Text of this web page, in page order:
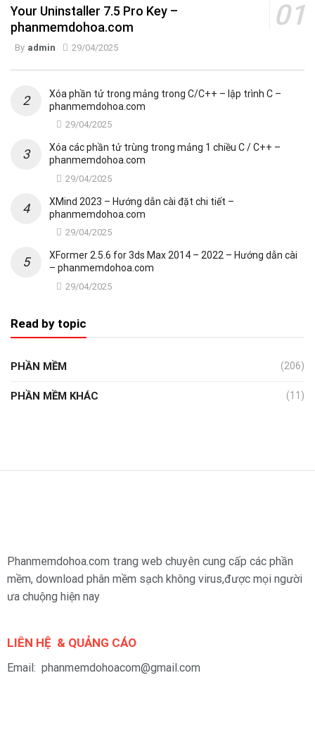
Your Uninstaller 7.5 Pro Key –
phanmemdohoa.com
By admin 29/04/2025
Xóa phần tử trong mảng trong C/C++ – lập trình C –
phanmemdohoa.com
29/04/2025
Xóa các phần tử trùng trong mảng 1 chiều C / C++ –
phanmemdohoa.com
29/04/2025
XMind 2023 – Hướng dẫn cài đặt chi tiết –
phanmemdohoa.com
29/04/2025
XFormer 2.5.6 for 3ds Max 2014 – 2022 – Hướng dẫn cài
– phanmemdohoa.com
29/04/2025
Read by topic
PHẦN MỀM (206)
PHẦN MỀM KHÁC (11)
Phanmemdohoa.com trang web chuyên cung cấp các phần
mềm, download phân mềm sạch không virus,được mọi người
ưa chuộng hiện nay
LIÊN HỆ & QUẢNG CÁO
Email: phanmemdohoacom@gmail.com